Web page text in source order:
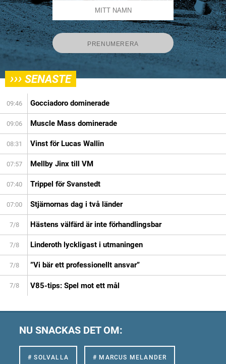
››› SENASTE
09:46 Gocciadoro dominerade
09:06 Muscle Mass dominerade
08:31 Vinst för Lucas Wallin
07:57 Mellby Jinx till VM
07:40 Trippel för Svanstedt
07:00 Stjärnornas dag i två länder
7/8 Hästens välfärd är inte förhandlingsbar
7/8 Linderoth lyckligast i utmaningen
7/8 ”Vi bär ett professionellt ansvar”
7/8 V85-tips: Spel mot ett mål
NU SNACKAS DET OM:
# SOLVALLA # MARCUS MELANDER